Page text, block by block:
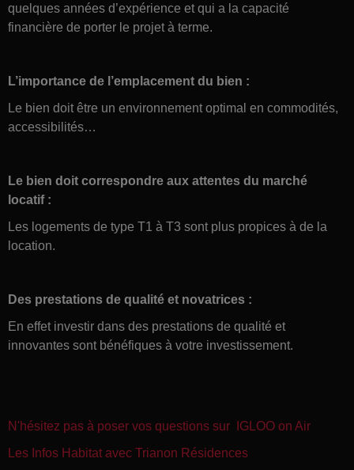
quelques années d’expérience et qui a la capacité
financière de porter le projet à terme.
L’importance de l’emplacement du bien :
Le bien doit être un environnement optimal en commodités,
accessibilités…
Le bien doit correspondre aux attentes du marché
locatif :
Les logements de type T1 à T3 sont plus propices à de la
location.
Des prestations de qualité et novatrices :
En effet investir dans des prestations de qualité et
innovantes sont bénéfiques à votre investissement.
N'hésitez pas à poser vos questions sur IGLOO on Air
Les Infos Habitat avec Trianon Résidences